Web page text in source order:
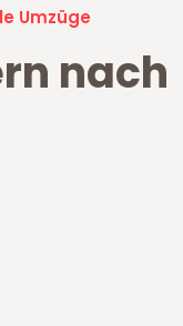
Umzüge
nach